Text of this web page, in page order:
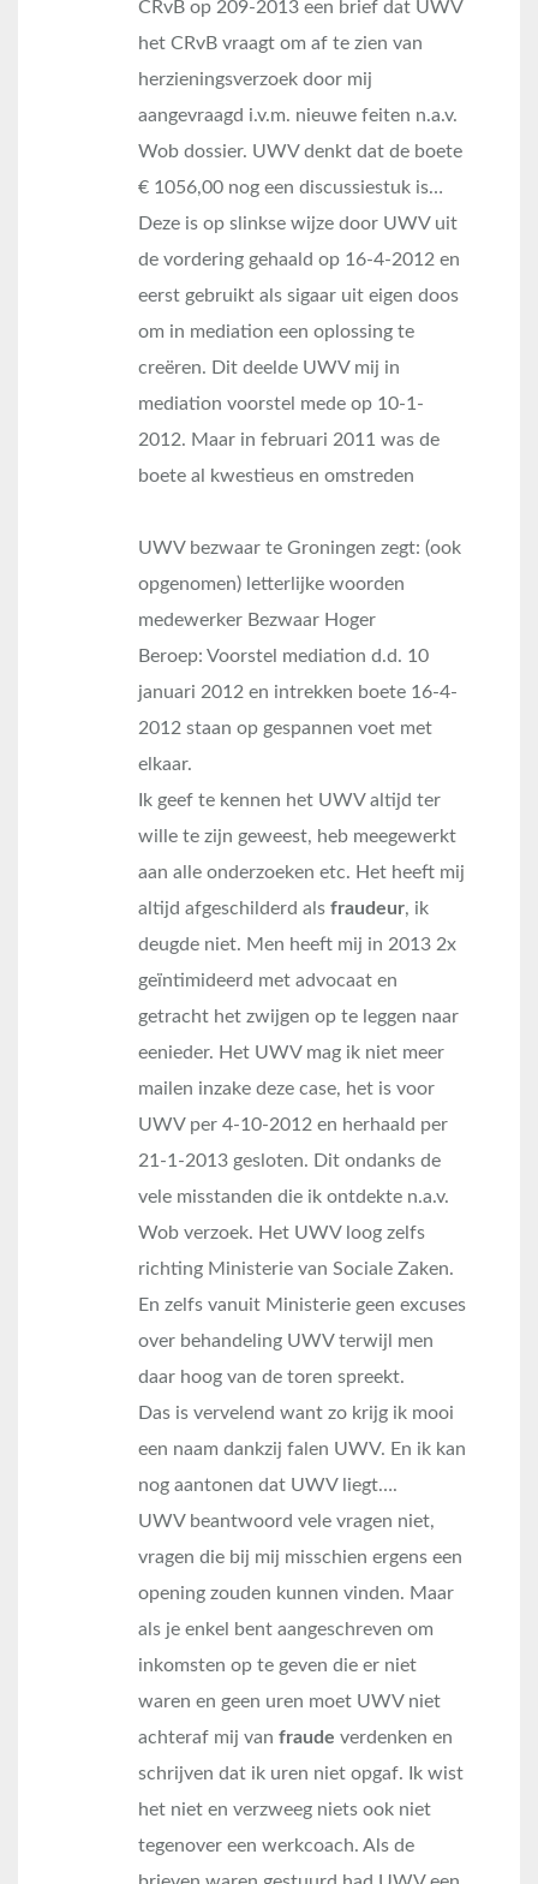
CRvB op 209-2013 een brief dat UWV
het CRvB vraagt om af te zien van
herzieningsverzoek door mij
aangevraagd i.v.m. nieuwe feiten n.a.v.
Wob dossier. UWV denkt dat de boete
€ 1056,00 nog een discussiestuk is…
Deze is op slinkse wijze door UWV uit
de vordering gehaald op 16-4-2012 en
eerst gebruikt als sigaar uit eigen doos
om in mediation een oplossing te
creëren. Dit deelde UWV mij in
mediation voorstel mede op 10-1-
2012. Maar in februari 2011 was de
boete al kwestieus en omstreden
UWV bezwaar te Groningen zegt: (ook
opgenomen) letterlijke woorden
medewerker Bezwaar Hoger
Beroep: Voorstel mediation d.d. 10
januari 2012 en intrekken boete 16-4-
2012 staan op gespannen voet met
elkaar.
Ik geef te kennen het UWV altijd ter
wille te zijn geweest, heb meegewerkt
aan alle onderzoeken etc. Het heeft mij
altijd afgeschilderd als fraudeur, ik
deugde niet. Men heeft mij in 2013 2x
geïntimideerd met advocaat en
getracht het zwijgen op te leggen naar
eenieder. Het UWV mag ik niet meer
mailen inzake deze case, het is voor
UWV per 4-10-2012 en herhaald per
21-1-2013 gesloten. Dit ondanks de
vele misstanden die ik ontdekte n.a.v.
Wob verzoek. Het UWV loog zelfs
richting Ministerie van Sociale Zaken.
En zelfs vanuit Ministerie geen excuses
over behandeling UWV terwijl men
daar hoog van de toren spreekt.
Das is vervelend want zo krijg ik mooi
een naam dankzij falen UWV. En ik kan
nog aantonen dat UWV liegt….
UWV beantwoord vele vragen niet,
vragen die bij mij misschien ergens een
opening zouden kunnen vinden. Maar
als je enkel bent aangeschreven om
inkomsten op te geven die er niet
waren en geen uren moet UWV niet
achteraf mij van fraude verdenken en
schrijven dat ik uren niet opgaf. Ik wist
het niet en verzweeg niets ook niet
tegenover een werkcoach. Als de